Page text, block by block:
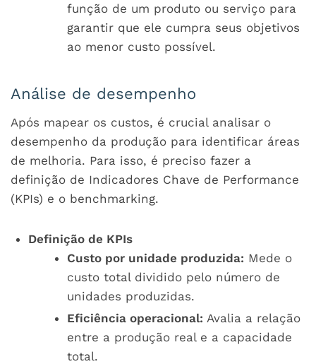
função de um produto ou serviço para
garantir que ele cumpra seus objetivos
ao menor custo possível.
Análise de desempenho
Após mapear os custos, é crucial analisar o
desempenho da produção para identificar áreas
de melhoria. Para isso, é preciso fazer a
definição de Indicadores Chave de Performance
(KPIs) e o benchmarking.
Definição de KPIs
Custo por unidade produzida: Mede o
custo total dividido pelo número de
unidades produzidas.
Eficiência operacional: Avalia a relação
entre a produção real e a capacidade
total.